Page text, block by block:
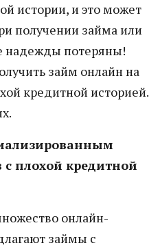
истории, и это может
получении займа или
надежды потеряны!
займ онлайн на
кредитной историей.
плохой кредитной
онлайн-
займы с